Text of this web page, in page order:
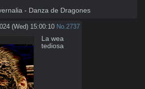
- Danza de Dragones
(Wed) 15:00:10 No.2737
La wea
tediosa